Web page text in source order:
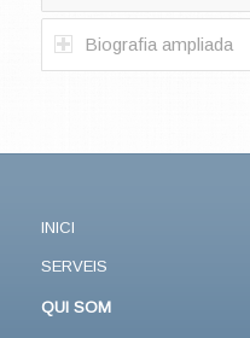
Biografia ampliada
INICI
SERVEIS
QUI SOM